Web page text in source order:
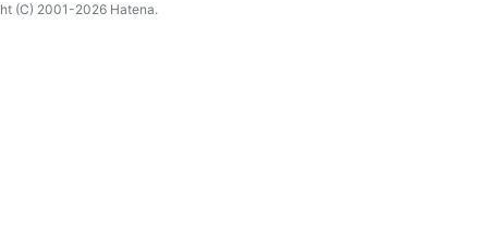
(C) 2001-2026 Hatena.